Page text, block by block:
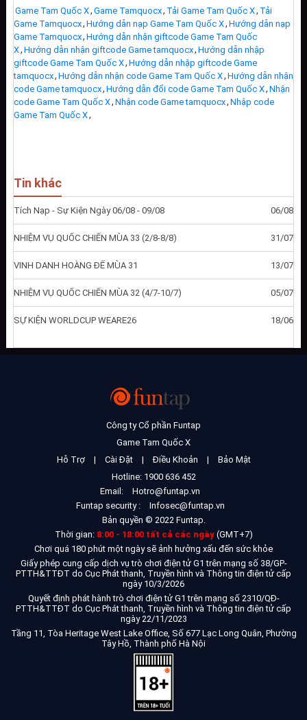
Game Tam Quốc X, Game Tamquocx, Tải Game Tam Quốc X, Tải
Game Tamquocx, Hướng dẫn nạp Game Tam Quốc X, Hướng dẫn nạp
Game Tamquocx, Hướng dẫn nhận giftcode Game Tam Quốc
X, Hướng dẫn nhận giftcode Game tamquocx, Hướng dẫn nhập
giftcode Game Tam Quốc X, Hướng dẫn nhập giftcode Game
tamquocx, Hướng dẫn nhận code Game Tam Quốc X, Hướng dẫn nhận
code Game tamquocx, Hướng dẫn đổi code Game Tam Quốc X, Nhận
code Game Tam Quốc X, Nhận code Game tamquocx, Nhập code
Game Tam Quốc X,
Tin khác
Tích Nạp - Sự Kiện Ngày 06/08 - 09/08 06/08
NHIỆM VỤ QUỐC CHIẾN MÙA 33 (2/8-8/8) 31/07
VINH DANH HOÀNG ĐẾ MÙA 31 13/07
NHIỆM VỤ QUỐC CHIẾN MÙA 32 (4/7-10/7) 05/07
SỰ KIỆN WORLDCUP WEARE26 18/06
Công ty Cổ phần Funtap
Game Tam Quốc X
Hỗ Trợ
| Cài Đặt | Điều Khoản |
Bảo Mật
Hotline: 1900 636 452
Email:
Hotro@funtap.vn
Funtap security :
Infosec@funtap.vn
Bản quyền © 2022 Funtap.
Thời gian: 8:00 - 18:00 tất cả các ngày(GMT+7)
Chơi quá 180 phút một ngày sẽ ảnh hưởng xấu đến sức khỏe
Giấy phép cung cấp dịch vụ trò chơi điện tử G1 trên mạng số 38/GP-
PTTH&TTĐT do Cục Phát thanh, Truyền hình và Thông tin điện tử cấp
ngày 10/3/2026
Quyết định phát hành trò chơi điện tử G1 trên mạng số 2310/QĐ-
PTTH&TTĐT do Cục Phát thanh, Truyền hình và Thông tin điện tử cấp
ngày 22/11/2023
Tầng 11, Tòa Heritage West Lake Office, Số 677 Lạc Long Quân, Phường
Tây Hồ, Thành phố Hà Nội